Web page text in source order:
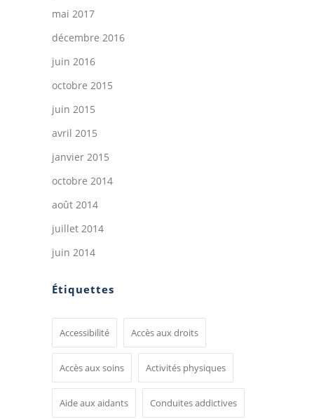
mai 2017
décembre 2016
juin 2016
octobre 2015
juin 2015
avril 2015
janvier 2015
octobre 2014
août 2014
juillet 2014
juin 2014
Étiquettes
Accessibilité Accès aux droits
Accès aux soins Activités physiques
Aide aux aidants Conduites addictives